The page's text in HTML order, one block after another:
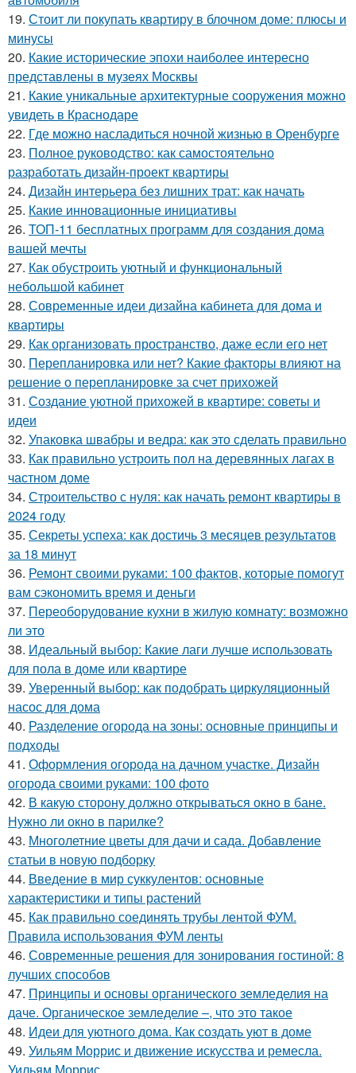
19. Стоит ли покупать квартиру в блочном доме: плюсы и
минусы
20. Какие исторические эпохи наиболее интересно
представлены в музеях Москвы
21. Какие уникальные архитектурные сооружения можно
увидеть в Краснодаре
22. Где можно насладиться ночной жизнью в Оренбурге
23. Полное руководство: как самостоятельно
разработать дизайн-проект квартиры
24. Дизайн интерьера без лишних трат: как начать
25. Какие инновационные инициативы
26. ТОП-11 бесплатных программ для создания дома
вашей мечты
27. Как обустроить уютный и функциональный
небольшой кабинет
28. Современные идеи дизайна кабинета для дома и
квартиры
29. Как организовать пространство, даже если его нет
30. Перепланировка или нет? Какие факторы влияют на
решение о перепланировке за счет прихожей
31. Создание уютной прихожей в квартире: советы и
идеи
32. Упаковка швабры и ведра: как это сделать правильно
33. Как правильно устроить пол на деревянных лагах в
частном доме
34. Строительство с нуля: как начать ремонт квартиры в
2024 году
35. Секреты успеха: как достичь 3 месяцев результатов
за 18 минут
36. Ремонт своими руками: 100 фактов, которые помогут
вам сэкономить время и деньги
37. Переоборудование кухни в жилую комнату: возможно
ли это
38. Идеальный выбор: Какие лаги лучше использовать
для пола в доме или квартире
39. Уверенный выбор: как подобрать циркуляционный
насос для дома
40. Разделение огорода на зоны: основные принципы и
подходы
41. Оформления огорода на дачном участке. Дизайн
огорода своими руками: 100 фото
42. В какую сторону должно открываться окно в бане.
Нужно ли окно в парилке?
43. Многолетние цветы для дачи и сада. Добавление
статьи в новую подборку
44. Введение в мир суккулентов: основные
характеристики и типы растений
45. Как правильно соединять трубы лентой ФУМ.
Правила использования ФУМ ленты
46. Современные решения для зонирования гостиной: 8
лучших способов
47. Принципы и основы органического земледелия на
даче. Органическое земледелие –, что это такое
48. Идеи для уютного дома. Как создать уют в доме
49. Уильям Моррис и движение искусства и ремесла.